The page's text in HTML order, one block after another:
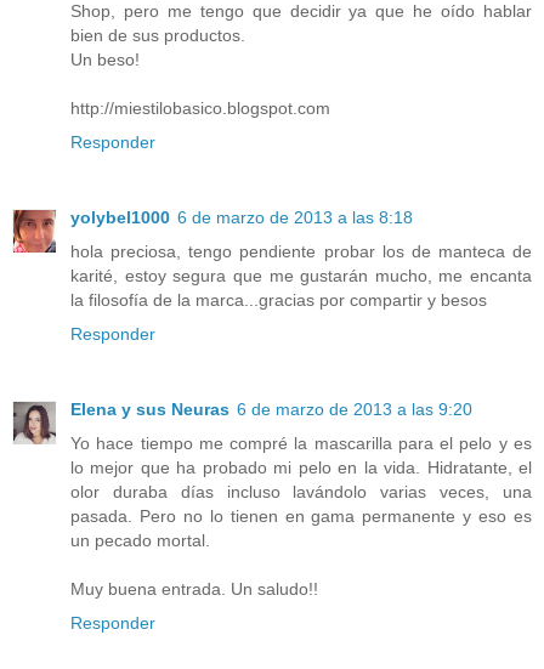
Shop, pero me tengo que decidir ya que he oído hablar
bien de sus productos.
Un beso!
http://miestilobasico.blogspot.com
Responder
yolybel1000 6 de marzo de 2013 a las 8:18
hola preciosa, tengo pendiente probar los de manteca de
karité, estoy segura que me gustarán mucho, me encanta
la filosofía de la marca...gracias por compartir y besos
Responder
Elena y sus Neuras 6 de marzo de 2013 a las 9:20
Yo hace tiempo me compré la mascarilla para el pelo y es
lo mejor que ha probado mi pelo en la vida. Hidratante, el
olor duraba días incluso lavándolo varias veces, una
pasada. Pero no lo tienen en gama permanente y eso es
un pecado mortal.
Muy buena entrada. Un saludo!!
Responder